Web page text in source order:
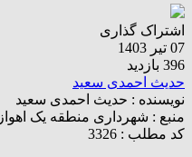
اشتراک گذاری
07 تیر 1403
396 بازدید
حدیث احمدی سعید
نویسنده : حدیث احمدی سعید
منبع : شهرداری منطقه یک اهواز
کد مطلب : 3326